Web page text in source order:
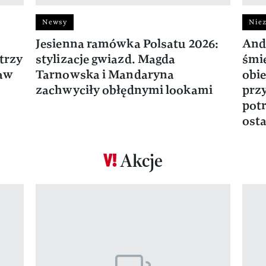
Newsy
Jesienna ramówka Polsatu 2026:
stylizacje gwiazd. Magda
Tarnowska i Mandaryna
zachwyciły obłędnymi lookami
Akcje